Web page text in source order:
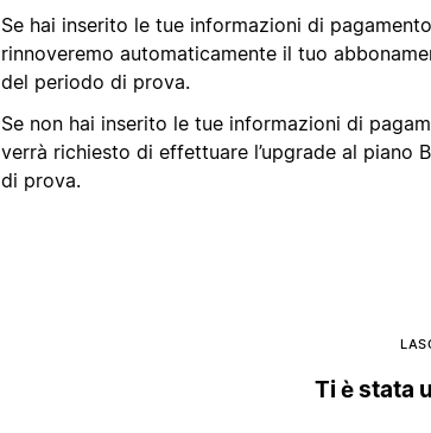
Se hai inserito le tue informazioni di
rinnoveremo automaticamente il tuo
del periodo di prova.
Se non hai inserito le tue informazioni di
verrà richiesto di effettuare l’upgrade al piano
di prova.
Ti è stata